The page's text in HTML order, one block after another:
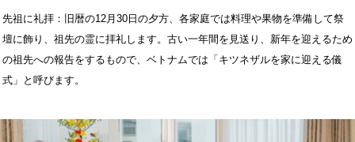
先祖に礼拝：旧暦の12月30日の夕方、各家庭では料理や果物を準備して祭
壇に飾り、祖先の霊に拝礼します。古い一年間を見送り、新年を迎えるため
の祖先への報告をするもので、ベトナムでは「キツネザルを家に迎える儀
式」と呼びます。